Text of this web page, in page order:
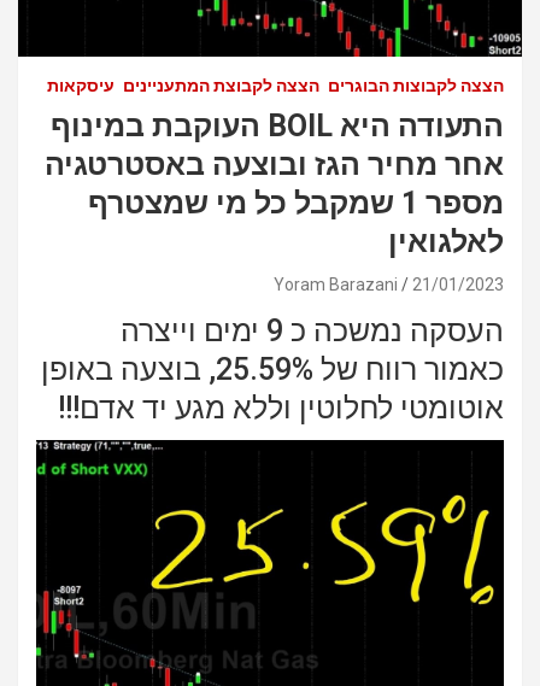
הצצה לקבוצות הבוגרים הצצה לקבוצת המתעניינים עיסקאות
התעודה היא BOIL העוקבת במינוף
אחר מחיר הגז ובוצעה באסטרטגיה
מספר 1 שמקבל כל מי שמצטרף
לאלגואין
21/01/2023
Yoram Barazani
העסקה נמשכה כ 9 ימים וייצרה
כאמור רווח של 25.59%, בוצעה באופן
אוטומטי לחלוטין וללא מגע יד אדם!!!